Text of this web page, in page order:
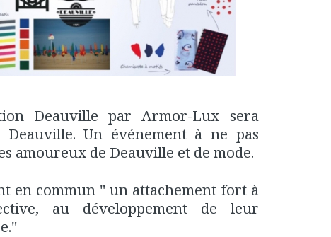
Deauville par Armor-Lux sera
Deauville. Un événement à ne pas
amoureux de Deauville et de mode.
en commun " un attachement fort à
au développement de leur